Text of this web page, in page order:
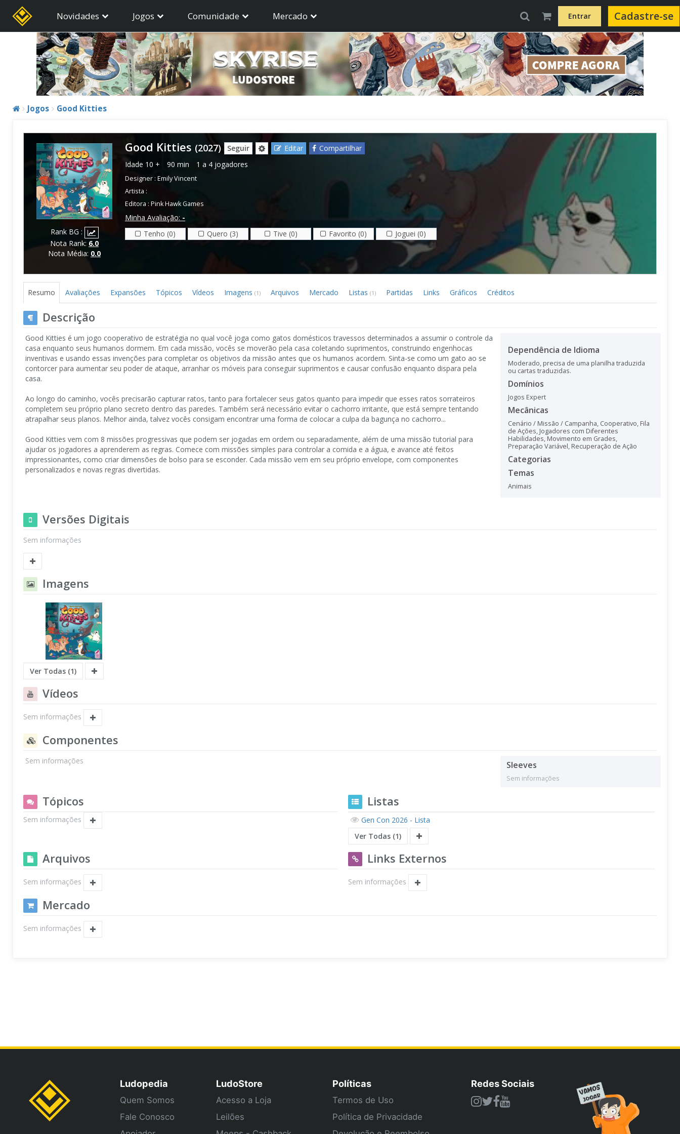
Novidades Jogos Comunidade Mercado Entrar Cadastre-se
Jogos Good Kitties
Rank BG :
Nota Rank: 6.0
Nota Média: 0.0
Good Kitties (2027) Seguir Editar
Compartilhar
Idade 10 + 90 min 1 a 4 jogadores
Designer : Emily Vincent
Artista :
Editora : Pink Hawk Games
Minha Avaliação: -
Tenho (0)
Quero (3) Tive (0) Favorito (0) Joguei (0)
Resumo Avaliações Expansões Tópicos Vídeos Imagens (1) Arquivos Mercado Listas (1) Partidas Links Gráficos Créditos
Descrição
Good Kitties é um jogo cooperativo de estratégia no qual você joga como gatos domésticos travessos determinados a assumir o controle da
casa enquanto seus humanos dormem. Em cada missão, vocês se moverão pela casa coletando suprimentos, construindo engenhocas
inventivas e usando essas invenções para completar os objetivos da missão antes que os humanos acordem. Sinta-se como um gato ao se
contorcer para aumentar seu poder de ataque, arranhar os móveis para conseguir suprimentos e causar confusão enquanto dispara pela
casa.
Ao longo do caminho, vocês precisarão capturar ratos, tanto para fortalecer seus gatos quanto para impedir que esses ratos sorrateiros
completem seu próprio plano secreto dentro das paredes. Também será necessário evitar o cachorro irritante, que está sempre tentando
atrapalhar seus planos. Melhor ainda, talvez vocês consigam encontrar uma forma de colocar a culpa da bagunça no cachorro...
Good Kitties vem com 8 missões progressivas que podem ser jogadas em ordem ou separadamente, além de uma missão tutorial para
ajudar os jogadores a aprenderem as regras. Comece com missões simples para controlar a comida e a água, e avance até feitos
impressionantes, como criar dimensões de bolso para se esconder. Cada missão vem em seu próprio envelope, com componentes
personalizados e novas regras divertidas.
Dependência de Idioma
Moderado, precisa de uma planilha traduzida
ou cartas traduzidas.
Domínios
Jogos Expert
Mecânicas
Cenário / Missão / Campanha, Cooperativo, Fila
de Ações, Jogadores com Diferentes
Habilidades, Movimento em Grades,
Preparação Variável, Recuperação de Ação
Categorias
Temas
Animais
Versões Digitais
Sem informações
Imagens
Ver Todas (1)
Vídeos
Sem informações
Componentes
Sem informações Sleeves
Sem informações
Tópicos
Sem informações
Listas
Gen Con 2026 - Lista
Ver Todas (1)
Arquivos
Sem informações
Links Externos
Sem informações
Mercado
Sem informações
Ludopedia
Quem Somos
Fale Conosco
LudoStore
Acesso a Loja
Leilões
Políticas
Termos de Uso
Política de Privacidade
Redes Sociais